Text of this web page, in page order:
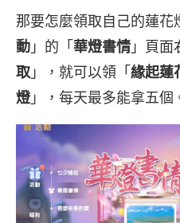
那要怎麼領取自己的蓮花
動 」的「 華燈書情 」頁面
取 」，就可以領「 緣起蓮
燈」，每天最多能拿五個